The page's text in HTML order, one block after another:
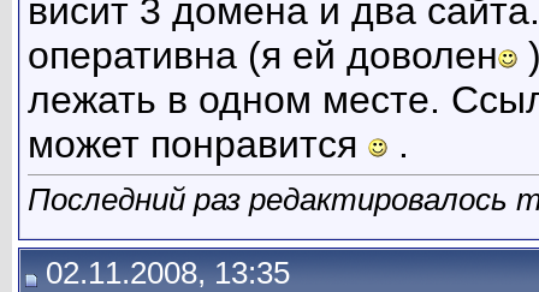
висит 3 домена и два
оперативна (я ей доволен
лежать в одном месте.
может понравится
.
Последний раз редактировалось
02.11.2008, 13:35